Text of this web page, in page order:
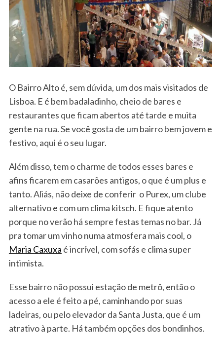
O Bairro Alto é, sem dúvida, um dos mais visitados de
Lisboa. E é bem badaladinho, cheio de bares e
restaurantes que ficam abertos até tarde e muita
gente na rua. Se você gosta de um bairro bem jovem e
festivo, aqui é o seu lugar.
Além disso, tem o charme de todos esses bares e
afins ficarem em casarões antigos, o que é um plus e
tanto. Aliás, não deixe de conferir o Purex, um clube
alternativo e com um clima kitsch. E fique atento
porque no verão há sempre festas temas no bar. Já
pra tomar um vinho numa atmosfera mais cool, o
Maria Caxuxa é incrível, com sofás e clima super
intimista.
Esse bairro não possui estação de metrô, então o
acesso a ele é feito a pé, caminhando por suas
ladeiras, ou pelo elevador da Santa Justa, que é um
atrativo à parte. Há também opções dos bondinhos.